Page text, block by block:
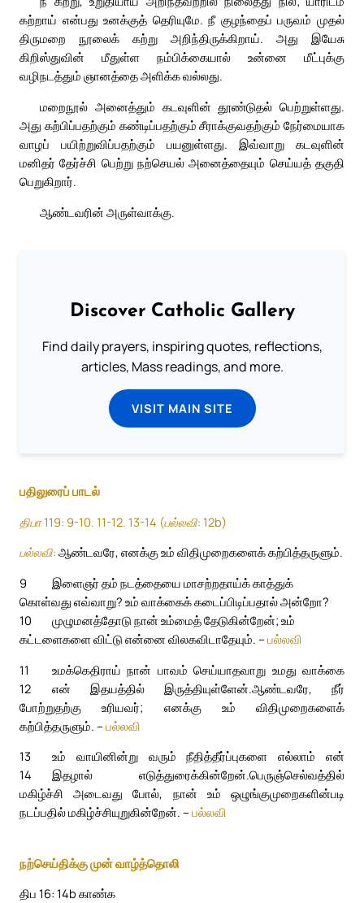
கற்றாய் என்பது உனக்குத் தெரியுமே. நீ குழந்தைப் பருவம் முதல்
திருமறை நூலைக் கற்று அறிந்திருக்கிறாய். அது இயேசு
கிறிஸ்துவின் மீதுள்ள நம்பிக்கையால் உன்னை மீட்புக்கு
வழிநடத்தும் ஞானத்தை அளிக்க வல்லது.
மறைநூல் அனைத்தும் கடவுளின் தூண்டுதல் பெற்றுள்ளது.
அது கற்பிப்பதற்கும் கண்டிப்பதற்கும் சீராக்குவதற்கும் நேர்மையாக
வாழப் பயிற்றுவிப்பதற்கும் பயனுள்ளது. இவ்வாறு கடவுளின்
மனிதர் தேர்ச்சி பெற்று நற்செயல் அனைத்தையும் செய்யத் தகுதி
பெறுகிறார்.
ஆண்டவரின் அருள்வாக்கு.
Discover Catholic Gallery
Find daily prayers, inspiring quotes, reflections,
articles, Mass readings, and more.
VISIT MAIN SITE
பதிலுரைப் பாடல்
திபா 119: 9-10. 11-12. 13-14 (பல்லவி: 12b)
பல்லவி: ஆண்டவரே, எனக்கு உம் விதிமுறைகளைக் கற்பித்தருளும்.
9
இளைஞர் தம் நடத்தையை மாசற்றதாய்க் காத்துக்
கொள்வது எவ்வாறு? உம் வாக்கைக் கடைப்பிடிப்பதால் அன்றோ?
10
முழுமனத்தோடு நான் உம்மைத் தேடுகின்றேன்; உம்
கட்டளைகளை விட்டு என்னை விலகவிடாதேயும். – பல்லவி
11
உமக்கெதிராய் நான் பாவம் செய்யாதவாறு உமது வாக்கை
என் இதயத்தில் இருத்தியுள்ளேன்.
12
ஆண்டவரே, நீர்
போற்றுதற்கு உரியவர்; எனக்கு உம் விதிமுறைகளைக்
கற்பித்தருளும். – பல்லவி
13
உம் வாயினின்று வரும் நீதித்தீர்ப்புகளை எல்லாம் என்
இதழால் எடுத்துரைக்கின்றேன்.
14
பெருஞ்செல்வத்தில்
மகிழ்ச்சி அடைவது போல், நான் உம் ஒழுங்குமுறைகளின்படி
நடப்பதில் மகிழ்ச்சியுறுகின்றேன். – பல்லவி
நற்செய்திக்கு முன் வாழ்த்தொலி
திப 16: 14b காண்க